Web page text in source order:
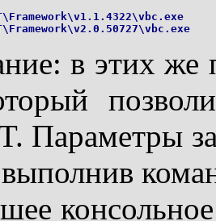
в этих же
Параметры